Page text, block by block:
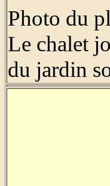
Photo du
Le chalet
du jardin